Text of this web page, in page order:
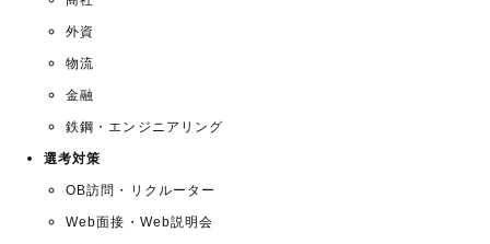
外資
物流
金融
鉄鋼・エンジニアリング
選考対策
OB訪問・リクルーター
Web面接・Web説明会